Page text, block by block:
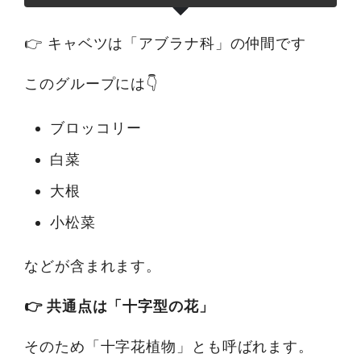
👉 キャベツは「アブラナ科」の仲間です
このグループには👇
ブロッコリー
白菜
大根
小松菜
などが含まれます。
👉 共通点は「十字型の花」
そのため「十字花植物」とも呼ばれます。